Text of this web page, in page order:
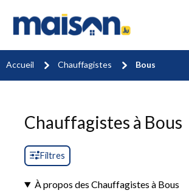
Accueil Chauffagistes Bous
Chauffagistes à Bous
Filtres
À propos des Chauffagistes à Bous